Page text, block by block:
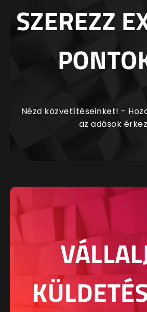
SZEREZZ
Nézd közvetítéseinket! -
az adások